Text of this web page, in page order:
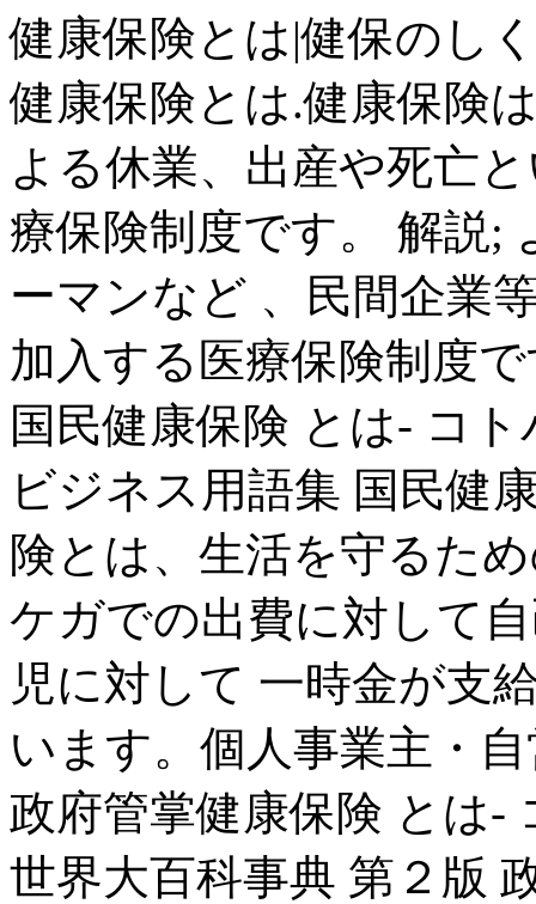
健康保険とは|健保のし
健康保険とは.健康保険
よる休業、出産や死亡
療保険制度です。 解説;
ーマンなど 、民間企業
加入する医療保険制度
国民健康保険 とは- コ
ビジネス用語集 国民健
険とは、生活を守るた
ケガでの出費に対して
児に対して 一時金が支
います。個人事業主・
政府管掌健康保険 とは-
世界大百科事典 第２版